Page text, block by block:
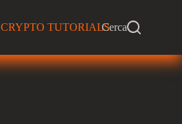
CRYPTO TUTORIALSCerca